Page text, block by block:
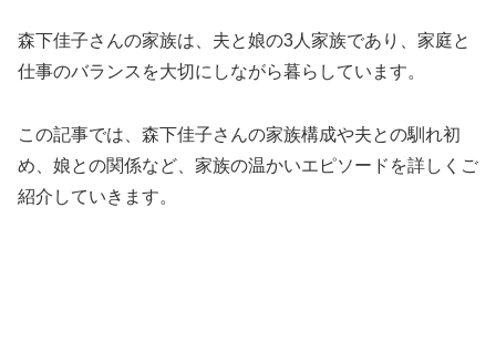
森下佳子さんの家族は、夫と娘の3人家族であり、家庭と
仕事のバランスを大切にしながら暮らしています。
この記事では、森下佳子さんの家族構成や夫との馴れ初
め、娘との関係など、家族の温かいエピソードを詳しくご
紹介していきます。